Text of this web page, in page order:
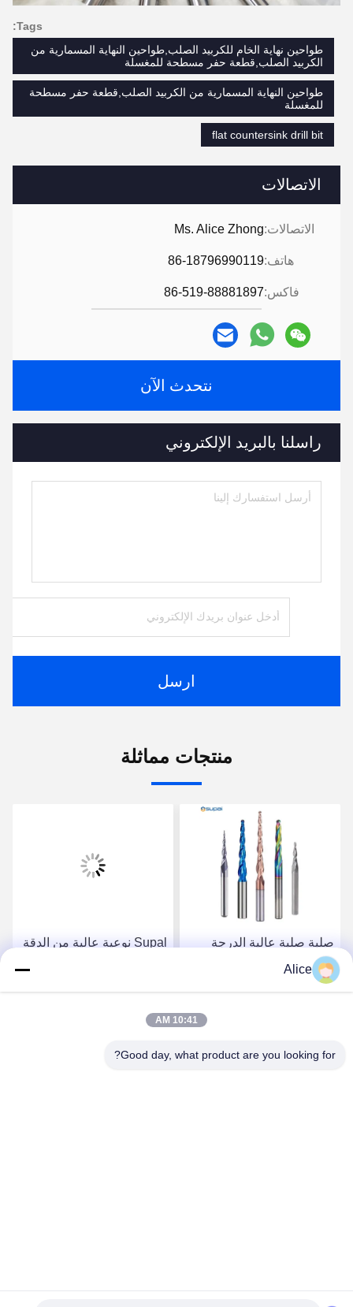
الاتصالات
الاتصالات:Ms. Alice Zhong
هاتف:86-18796990119
فاكس:86-519-88881897
نتحدث الآن
راسلنا بالبريد الإلكتروني
ارسل
Tags:
طواحين نهاية الخام للكربيد الصلب,طواحين النهاية المسمارية من
الكربيد الصلب,قطعة حفر مسطحة للمغسلة
طواحين النهاية المسمارية من الكربيد الصلب,قطعة حفر مسطحة
للمغسلة
flat countersink drill bit
منتجات مماثلة
صلبة صلبة عالية الدرجة
كربيد راوتر بيت لتطبيقات
صناعة الخشب الدقيقة
احصل على أفضل سعر
Supal نوعية عالية من الدقة
Alice
10:41 AM
Good day, what product are you looking for?